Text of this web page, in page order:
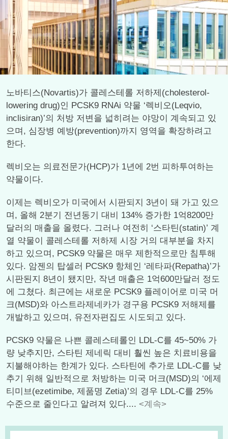
노바티스(Novartis)가 콜레스테롤 저하제(cholesterol-
lowering drug)인 PCSK9 RNAi 약물 ‘렉비오(Leqvio,
inclisiran)’의 처방 저변을 넓히려는 야망이 계속되고 있
으며, 심장병 예방(prevention)까지 영역을 확장하려고
한다.
렉비오는 의료전문가(HCP)가 1년에 2번 피하투여하는
약물이다.
이제는 렉비오가 미국에서 시판되지 3년이 돼 가고 있으
며, 올해 2분기 전년동기 대비 134% 증가한 1억8200만
달러의 매출을 올렸다. 그러나 여전히 ‘스타틴(statin)’ 계
열 약물이 콜레스테롤 저하제 시장 거의 대부분을 차지
하고 있으며, PCSK9 약물은 매우 제한적으로만 침투해
있다. 암젠의 탑셀러 PCSK9 항체인 ‘레타파(Repatha)’가
시판된지 8년이 됐지만, 작년 매출은 1억600만달러 정도
에 그쳤다. 최근에는 새로운 PCSK9 플레이어로 미국 머
크(MSD)와 아스트라제네카가 경구용 PCSK9 저해제를
개발하고 있으며, 유전자편집도 시도되고 있다.
PCSK9 약물은 나쁜 콜레스테롤인 LDL-C를 45~50% 가
량 낮추지만, 스타틴 제네릭 대비 훨씬 높은 치료비용을
지불해야하는 한계가 있다. 스타틴에 추가로 LDL-C를 낮
추기 위해 일반적으로 처방하는 미국 머크(MSD)의 ‘에제
티미브(ezetimibe, 제품명 Zetia)’의 경우 LDL-C를 25%
수준으로 줄인다고 알려져 있다.... <계속>